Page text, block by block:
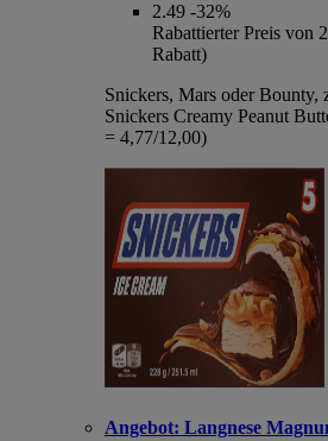
2.49 -32%
Rabattierter Preis von
Rabatt)
Snickers, Mars oder Bounty,
Snickers Creamy Peanut
= 4,77/12,00)
Angebot: Langnese